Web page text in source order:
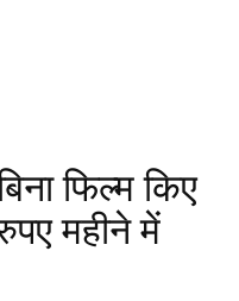
फिल्म किए
महीने में